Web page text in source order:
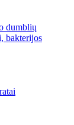
dumblių
bakterijos